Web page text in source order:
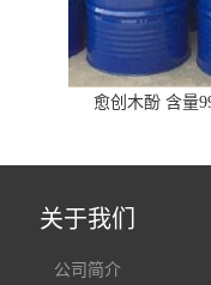
愈创木酚 含量
关于我们
公司简介